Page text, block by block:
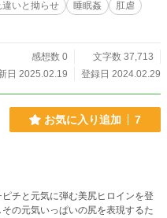
違いと拗らせ 睡眠姦
肛虐
感想数 0
文字数 37,713
日 2025.02.19
登録日 2024.02.29
お気に入り追加 7